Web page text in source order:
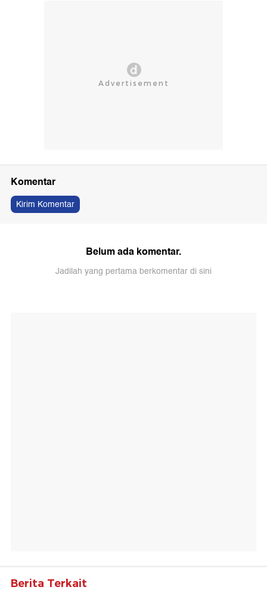
Komentar
Kirim Komentar
Belum ada komentar.
Jadilah yang pertama berkomentar di sini
Berita Terkait